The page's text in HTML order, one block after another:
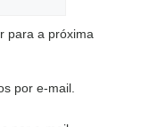
para a próxima
por e-mail.